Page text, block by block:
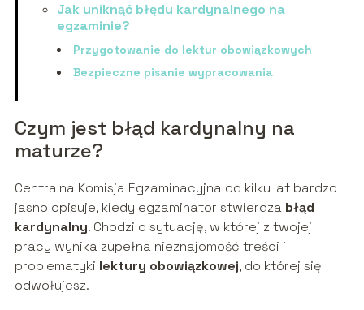
Jak uniknąć błędu kardynalnego na
egzaminie?
Przygotowanie do lektur obowiązkowych
Bezpieczne pisanie wypracowania
Czym jest błąd kardynalny na
maturze?
Centralna Komisja Egzaminacyjna od kilku lat bardzo
jasno opisuje, kiedy egzaminator stwierdza błąd
kardynalny. Chodzi o sytuację, w której z twojej
pracy wynika zupełna nieznajomość treści i
problematyki lektury obowiązkowej, do której się
odwołujesz.